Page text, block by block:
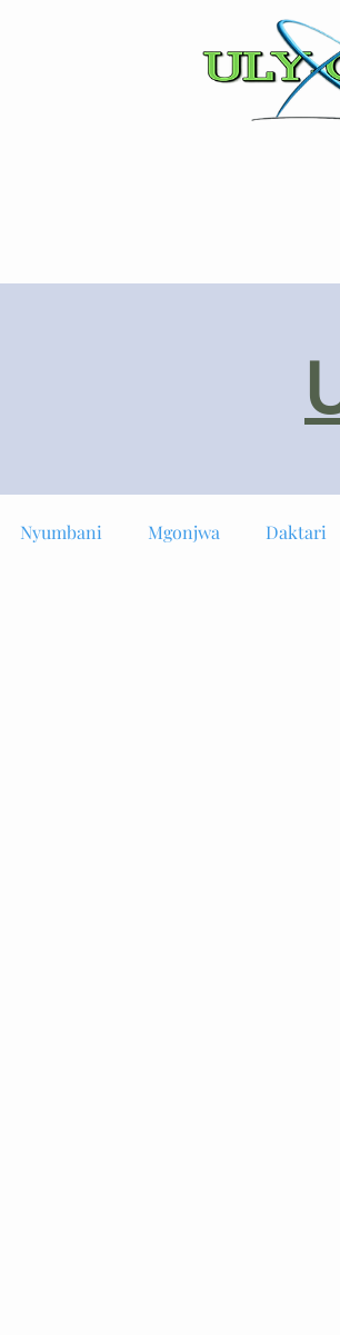
Nyumbani Mgonjwa Daktari